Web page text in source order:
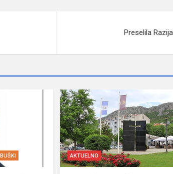
Preselila
AKTUELNO